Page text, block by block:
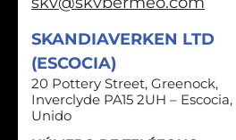
SKANDIAVERKEN LTD
(ESCOCIA)
20 Pottery Street, Greenock,
Inverclyde PA15 2UH –
Unido